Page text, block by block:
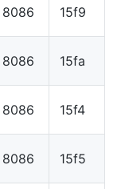
8086 15f9
8086 15fa
8086 15f4
8086 15f5